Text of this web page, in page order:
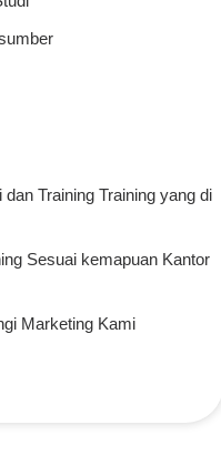
Training Training yang di
Sesuai kemapuan Kantor
Marketing Kami